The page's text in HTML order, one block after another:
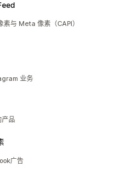
与 Meta 像素（CAPI）
业务
产品
广告